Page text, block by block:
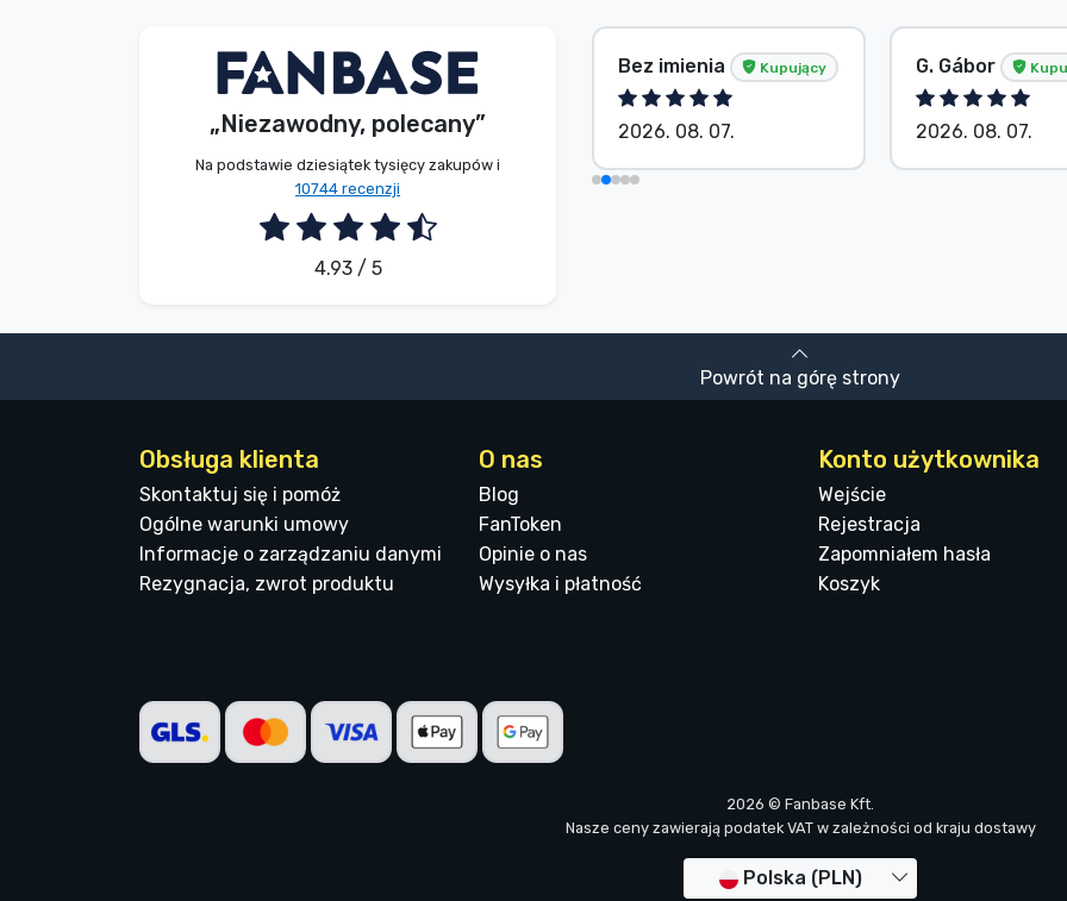
„Niezawodny, polecany”
Na podstawie dziesiątek tysięcy zakupów i
10744 recenzji
4.93 / 5
Bez imienia Kupujący
2026. 08. 07.
Bez imienia Kupujący
2026. 08. 07.
G. Gábor
2026. 08. 07.
Powrót na górę strony
Obsługa klienta
Skontaktuj się i pomóż
Ogólne warunki umowy
Informacje o zarządzaniu danymi
Rezygnacja, zwrot produktu
O nas
Blog
FanToken
Opinie o nas
Wysyłka i płatność
Konto użytkownika
Wejście
Rejestracja
Zapomniałem hasła
Koszyk
2026 © Fanbase Kft.
Nasze ceny zawierają podatek VAT w zależności od kraju dostawy
Polska (PLN)